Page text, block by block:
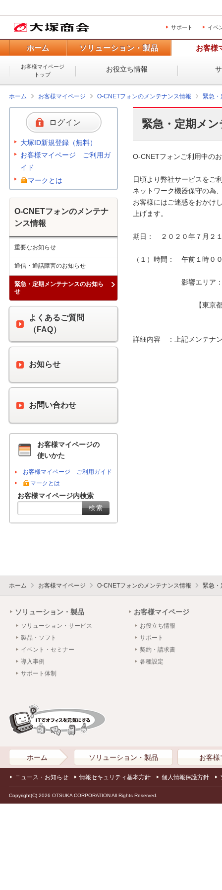
サポート イベ
ホーム ソリューション・製品 お客様
お客様マイページ
トップ
お役立ち情報
ホーム お客様マイページ O-CNETフォンのメンテナンス情報 緊急・
緊急・定期メ
O-CNETフォンご利用中の
日頃より弊社サービスをご
ネットワーク機器保守の為
お客様にはご迷惑をおかけ
上げます。
期日：　２０２０年７月２
（１）時間：　午前１時０
影響エリア：　下記
【東京都】
詳細内容　：上記メンテナ
ログイン
大塚ID新規登録（無料）
お客様マイページ ご利用ガ
イド
マークとは
O-CNETフォンのメンテナ
ンス情報
重要なお知らせ
通信・通話障害のお知らせ
緊急・定期メンテナンスのお知ら
せ
よくあるご質問
（FAQ）
お知らせ
お問い合わせ
お客様マイページの
使いかた
お客様マイページ ご利用ガイド
マークとは
お客様マイページ内検索
ホーム お客様マイページ O-CNETフォンのメンテナンス情報 緊急・
ソリューション・製品
ソリューション・サービス
製品・ソフト
イベント・セミナー
導入事例
サポート体制
お客様マイページ
お役立ち情報
サポート
契約・請求書
各種設定
ホーム ソリューション・製品 お客様
ニュース・お知らせ 情報セキュリティ基本方針 個人情報保護方針
Copyright(C) 2026 OTSUKA CORPORATION All Rights Reserved.